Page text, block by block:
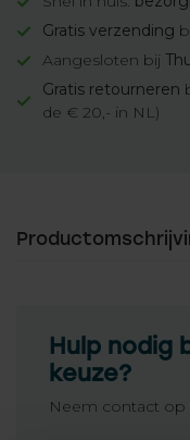
Gratis verzending
Aangesloten bij
Gratis retourneren
de € 20,- in NL)
Hulp nodig
keuze?
Neem contact op